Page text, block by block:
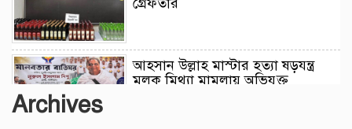
আহসান উল্লাহ মাস্টার হত্যা ষড়যন্ত্র
মূলক মিথ্যা মামলায় অভিযুক্ত
Archives